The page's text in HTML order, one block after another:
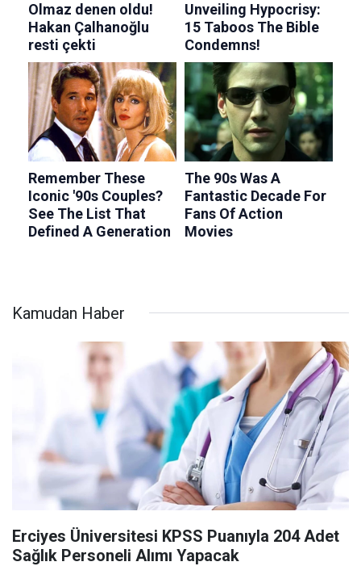
Kamudan Haber
Erciyes Üniversitesi KPSS Puanıyla 204 Adet
Sağlık Personeli Alımı Yapacak